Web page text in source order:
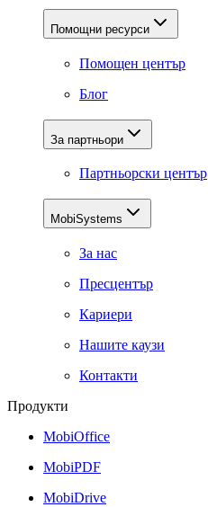
Помощни ресурси
Помощен център
Блог
За партньори
Партньорски център
MobiSystems
За нас
Пресцентър
Кариери
Нашите каузи
Контакти
Продукти
MobiOffice
MobiPDF
MobiDrive